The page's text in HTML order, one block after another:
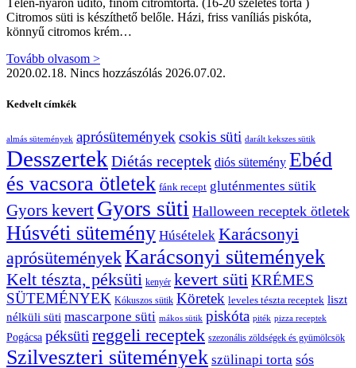
Télen-nyáron üdítő, finom citromtorta. (16-20 szeletes torta )
Citromos süti is készíthető belőle. Házi, friss vaníliás piskóta,
könnyű citromos krém…
Tovább olvasom >
2020.02.18. Nincs hozzászólás 2026.07.02.
Kedvelt címkék
almás sütemények aprósüteményekcsokis süti darált kekszes sütik
Desszertek Diétás receptek diós sütemény Ebéd
és vacsora ötletek fánk recept gluténmentes sütik
Gyors kevert Gyors süti Halloween receptek ötletek
Húsvéti sütemény Húsételek Karácsonyi
aprósüteményekKarácsonyi sütemények
Kelt tészta, péksüti kenyér kevert sütiKRÉMES
SÜTEMÉNYEK Kókuszos sütik Köretek leveles tészta receptek liszt
nélküli süti mascarpone süti mákos sütik piskóta piték pizza receptek
Pogácsa péksütireggeli receptek szezonális zöldségek és gyümölcsök
Szilveszteri sütemények szülinapi torta sós